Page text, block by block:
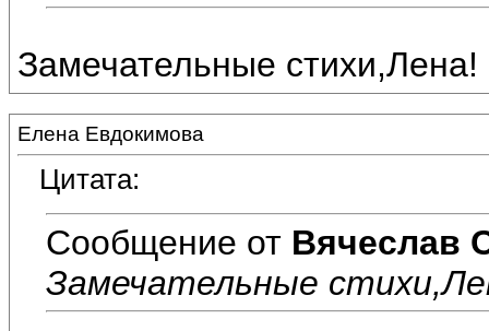
Замечательные стихи,Лена!
Елена Евдокимова
Цитата:
Сообщение от Вячеслав
Замечательные